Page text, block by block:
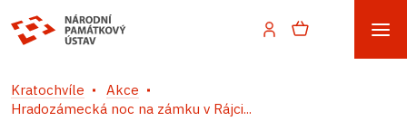
Kratochvíle
Akce
Hradozámecká noc na zámku v Rájci...